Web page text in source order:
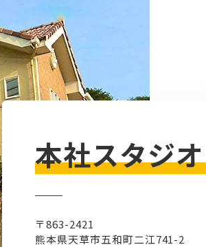
本社スタジオ
〒863-2421
熊本県天草市五和町二江741-2